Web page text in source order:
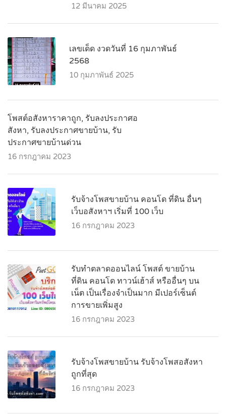
12 มีนาคม 2025
เลขเด็ด งวดวันที่ 16 กุมภาพันธ์
2568
10 กุมภาพันธ์ 2025
โพสต์อสังหาราคาถูก, รับลงประกาศอ
สังหา, รับลงประกาศขายบ้าน, รับ
ประกาศขายบ้านด่วน
16 กรกฎาคม 2023
รับจ้างโพสขายบ้าน คอนโด ที่ดิน อื่นๆ
เว็บอสังหาฯ เริ่มที่ 100 เว็บ
16 กรกฎาคม 2023
รับทำตลาดออนไลน์ โพสต์ ขายบ้าน
ที่ดิน คอนโด ทาวน์เฮ้าส์ หรืออื่นๆ บน
เน็ต เป็นเรื่องจำเป็นมาก มีเปอร์เซ็นต์
การขายเพิ่มสูง
16 กรกฎาคม 2023
รับจ้างโพสขายบ้าน รับจ้างโพสอสังหา
ถูกที่สุด
16 กรกฎาคม 2023